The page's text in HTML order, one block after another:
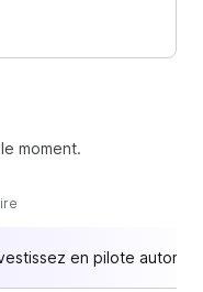
moment.
en pilote